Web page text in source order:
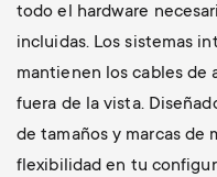
todo el hardware
incluidas. Los sistemas
mantienen los cables de
fuera de la vista.
de tamaños y marcas de
flexibilidad en tu